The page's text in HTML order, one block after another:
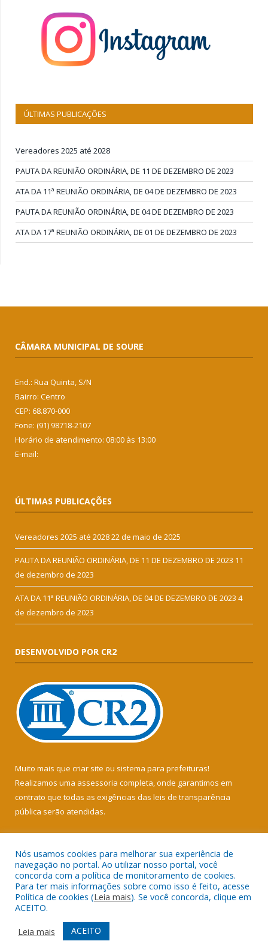
ÚLTIMAS PUBLICAÇÕES
Vereadores 2025 até 2028
PAUTA DA REUNIÃO ORDINÁRIA, DE 11 DE DEZEMBRO DE 2023
ATA DA 11ª REUNIÃO ORDINÁRIA, DE 04 DE DEZEMBRO DE 2023
PAUTA DA REUNIÃO ORDINÁRIA, DE 04 DE DEZEMBRO DE 2023
ATA DA 17ª REUNIÃO ORDINÁRIA, DE 01 DE DEZEMBRO DE 2023
CÂMARA MUNICIPAL DE SOURE
End.: Rua Quinta, S/N
Bairro: Centro
CEP: 68.870-000
Fone: (91) 98718-2107
Horário de atendimento: 08:00 às 13:00
E-mail:
ÚLTIMAS PUBLICAÇÕES
Vereadores 2025 até 202822 de maio de 2025
PAUTA DA REUNIÃO ORDINÁRIA, DE 11 DE DEZEMBRO DE 2023 11
de dezembro de 2023
ATA DA 11ª REUNIÃO ORDINÁRIA, DE 04 DE DEZEMBRO DE 2023 4
de dezembro de 2023
DESENVOLVIDO POR CR2
Muito mais que criar site ou sistema para prefeituras!
Realizamos uma assessoria completa, onde garantimos em
contrato que todas as exigências das leis de transparência
pública serão atendidas.
Todos os direitos reservados a Câmara Municipal de Soure.
Mapa do Site
Acessar Área Administrativa
Nós usamos cookies para melhorar sua experiência de
navegação no portal. Ao utilizar nosso portal, você
concorda com a política de monitoramento de cookies.
Para ter mais informações sobre como isso é feito, acesse
Política de cookies (Leia mais). Se você concorda, clique em
ACEITO.
Leia mais
ACEITO